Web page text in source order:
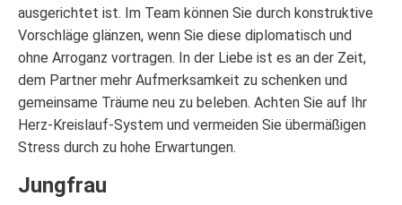
ausgerichtet ist. Im Team können Sie durch konstruktive
Vorschläge glänzen, wenn Sie diese diplomatisch und
ohne Arroganz vortragen. In der Liebe ist es an der Zeit,
dem Partner mehr Aufmerksamkeit zu schenken und
gemeinsame Träume neu zu beleben. Achten Sie auf Ihr
Herz-Kreislauf-System und vermeiden Sie übermäßigen
Stress durch zu hohe Erwartungen.
Jungfrau